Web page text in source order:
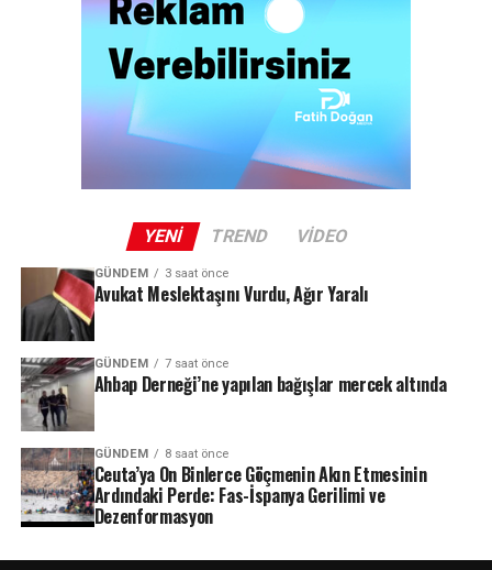
YENI TREND VIDEO
GÜNDEM 3 saat önce
Avukat Meslektaşını Vurdu, Ağır Yaralı
GÜNDEM 7 saat önce
Ahbap Derneği’ne yapılan bağışlar mercek altında
GÜNDEM 8 saat önce
Ceuta’ya On Binlerce Göçmenin Akın Etmesinin
Ardındaki Perde: Fas-İspanya Gerilimi ve
Dezenformasyon